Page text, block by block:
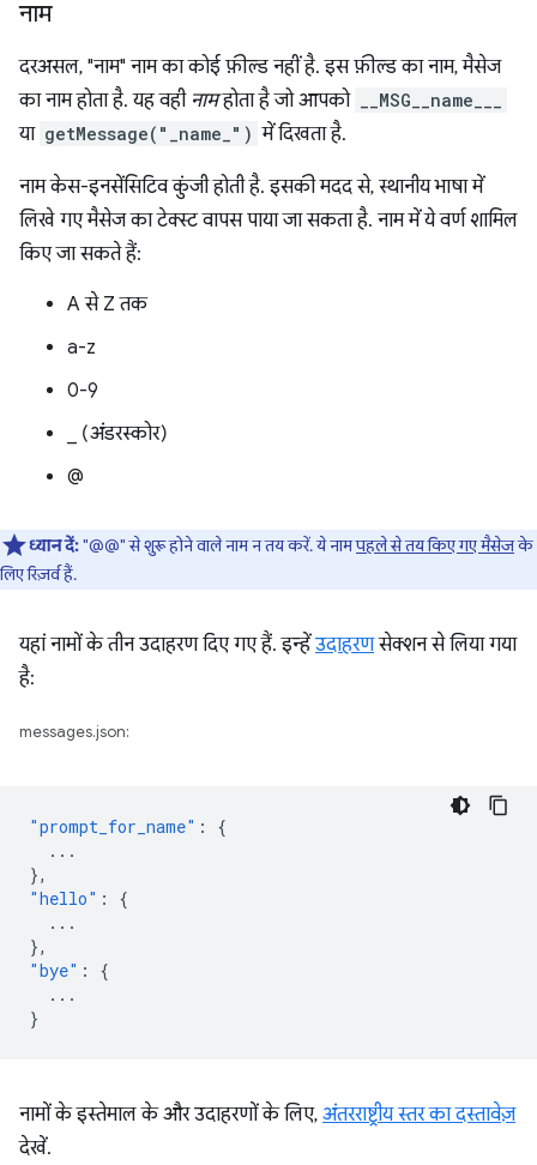
नाम
दरअसल, "नाम" नाम का कोई फ़ील्ड नहीं है. इस फ़ील्ड का नाम, मैसेज
का नाम होता है. यह वही नामहोता है जो आपको __MSG__name___
या getMessage("_name_") में दिखता है.
नाम केस-इनसेंसिटिव कुंजी होती है. इसकी मदद से, स्थानीय भाषा में
लिखे गए मैसेज का टेक्स्ट वापस पाया जा सकता है. नाम में ये वर्ण शामिल
किए जा सकते हैं:
A से Z तक
a-z
0-9
_ (अंडरस्कोर)
@
ध्यान दें:"@@" से शुरू होने वाले नाम न तय करें. ये नामपहले से तय किए गए मैसेजके
लिए रिज़र्व हैं.
यहां नामों के तीन उदाहरण दिए गए हैं. इन्हें उदाहरणसेक्शन से लिया गया
है:
messages.json:
"prompt_for_name" :
{
...
},
"hello" :
{
...
},
"bye" :
{
...
}
नामों के इस्तेमाल के और उदाहरणों के लिए, अंतरराष्ट्रीय स्तर का दस्तावेज़
देखें.